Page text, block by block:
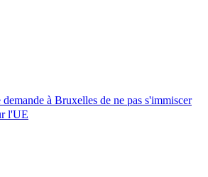
à Bruxelles de ne pas s'immiscer
l'UE